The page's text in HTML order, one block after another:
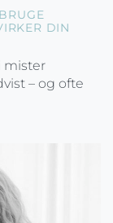
DIN
mister
– og ofte